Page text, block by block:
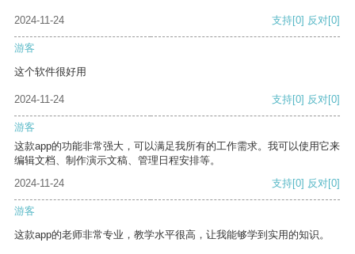
2024-11-24 支持[0] 反对[0]
游客
这个软件很好用
2024-11-24 支持[0] 反对[0]
游客
这款app的功能非常强大，可以满足我所有的工作需求。我可以使用它来
编辑文档、制作演示文稿、管理日程安排等。
2024-11-24
支持[0] 反对[0]
游客
这款app的老师非常专业，教学水平很高，让我能够学到实用的知识。